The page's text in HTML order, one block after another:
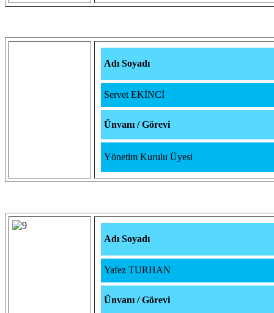
Adı Soyadı
Servet EKİNCİ
Ünvanı / Görevi
Yönetim Kurulu Üyesi
Adı Soyadı
Yafez TURHAN
Ünvanı / Görevi